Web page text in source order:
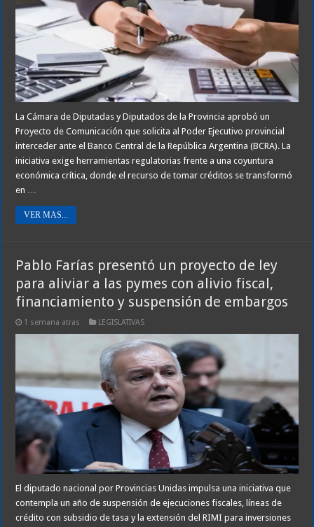
La Cámara de Diputadas y Diputados de la Provincia aprobó un
Proyecto de Comunicación que solicita al Poder Ejecutivo provincial
interceder ante el Banco Central de la República Argentina (BCRA). La
iniciativa exige herramientas regulatorias frente a una coyuntura
económica crítica, donde el recurso de tomar créditos se transformó
en …
VER MAS...
Pablo Farías presentó un proyecto de ley
para aliviar a las pymes con alivio fiscal,
financiamiento y suspensión de embargos
1 semana atras LEGISLATIVAS
El diputado nacional por Provincias Unidas impulsa una iniciativa que
contempla un año de suspensión de ejecuciones fiscales, líneas de
crédito con subsidio de tasa y la extensión del RIMI para inversiones